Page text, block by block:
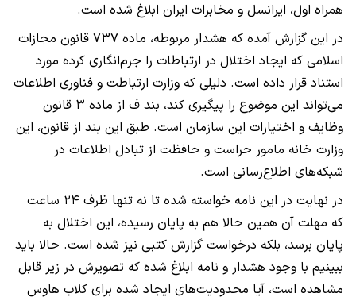
همراه اول، ایرانسل و مخابرات ایران ابلاغ شده است.
در این گزارش آمده که هشدار مربوطه، ماده ۷۳۷ قانون مجازات
اسلامی که ایجاد اختلال در ارتباطات را جرم‌انگاری کرده مورد
استناد قرار داده است. دلیلی که وزارت ارتباطت و فناوری اطلاعات
می‌تواند این موضوع را پیگیری کند، بند ف از ماده ۳ قانون
وظایف و اختیارات این سازمان است. طبق این بند از قانون، این
وزارت خانه مامور حراست و حافظت از تبادل اطلاعات در
شبکه‌های اطلاع‌رسانی است.
در نهایت در این نامه خواسته شده تا نه تنها ظرف ۲۴ ساعت
که مهلت آن همین حالا هم به پایان رسیده، این اختلال به
پایان برسد، بلکه درخواست گزارش کتبی نیز شده است. حالا باید
ببینیم با وجود هشدار و نامه ابلاغ شده که تصویرش در زیر قابل
مشاهده است، آیا محدودیت‌های ایجاد شده برای کلاب هاوس